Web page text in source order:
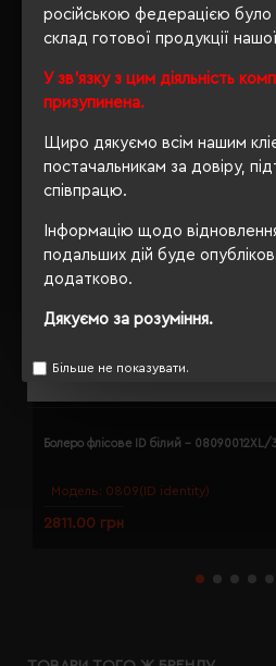
російською федерацією
склад готової продукції
У зв'язку з цим діяльність
призупинена.
Щиро дякуємо всім нашим
постачальникам за довіру,
співпрацю.
Інформацію щодо
подальших дій буде
додатково.
Дякуємо за розуміння.
Більше не показувати.
Модель: 0809(ID identity)
Болеро флісове ID білий - 08090012XL/
2811.00 грн